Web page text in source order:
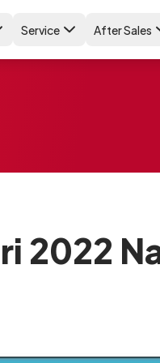
Service After Sales
2022